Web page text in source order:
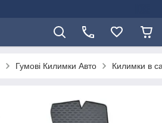
Гумові Килимки Авто Килимки в